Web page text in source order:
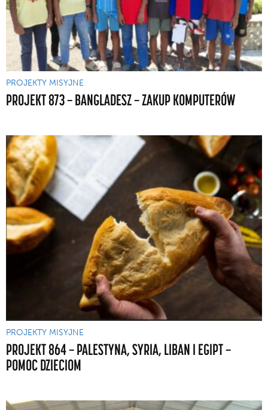
PROJEKTY MISYJNE
PROJEKT 873 — BANGLADESZ — ZAKUP KOMPUTERÓW
PROJEKTY MISYJNE
PROJEKT 864 — PALESTYNA, SYRIA, LIBAN I EGIPT —
POMOC DZIECIOM